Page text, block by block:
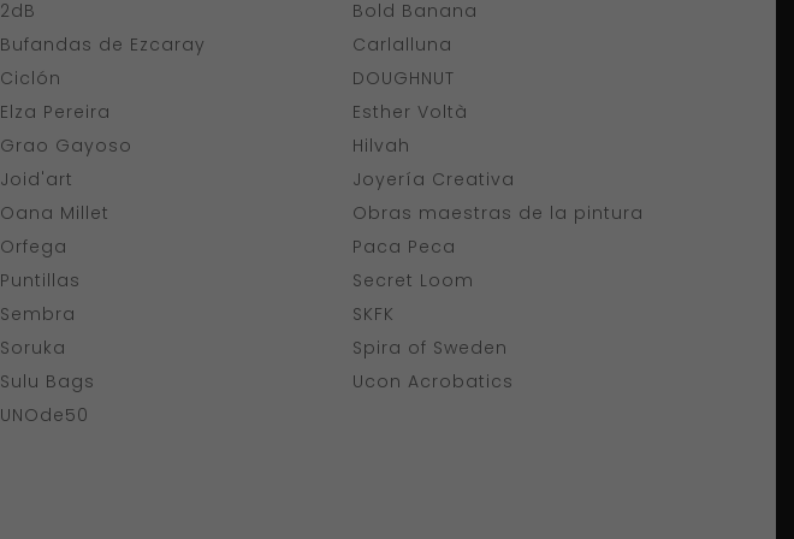
2dB
Bold Banana
Bufandas de Ezcaray
Carlalluna
Ciclón
DOUGHNUT
Elza Pereira
Esther Voltà
Grao Gayoso
Hilvah
Joid'art
Joyería Creativa
Oana Millet
Obras maestras de la pintura
Orfega
Paca Peca
Puntillas
Secret Loom
Sembra
SKFK
Soruka
Spira of Sweden
Sulu Bags
Ucon Acrobatics
UNOde50